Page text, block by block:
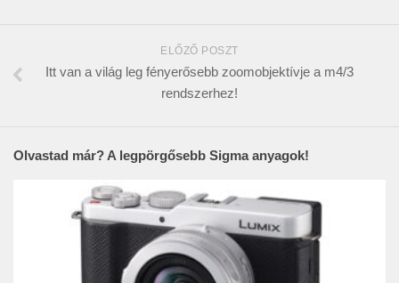
ELŐZŐ POSZT
Itt van a világ leg fényerősebb zoomobjektívje a m4/3
rendszerhez!
Olvastad már? A legpörgősebb Sigma anyagok!